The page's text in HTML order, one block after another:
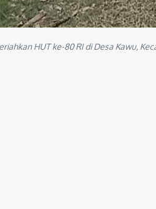
HUT ke-80 RI di Desa Kawu,